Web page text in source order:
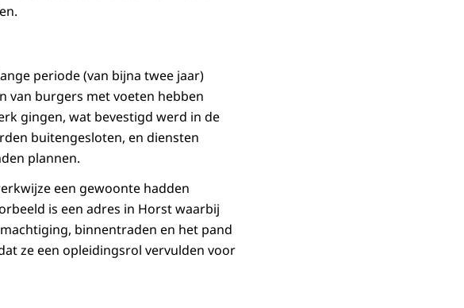
periode (van bijna twee jaar)
van burgers met voeten hebben
gingen, wat bevestigd werd in de
buitengesloten, en diensten
plannen.
een gewoonte hadden
is een adres in Horst waarbij
binnentraden en het pand
ze een opleidingsrol vervulden voor